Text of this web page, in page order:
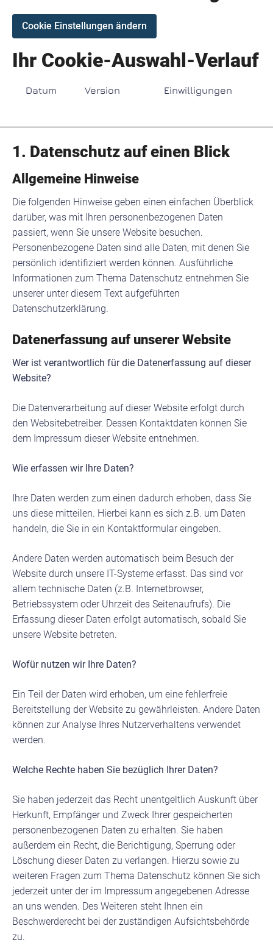
Cookie Einstellungen ändern
Ihr Cookie-Auswahl-Verlauf
Datum Version Einwilligungen
1. Datenschutz auf einen Blick
Allgemeine Hinweise
Die folgenden Hinweise geben einen einfachen Überblick
darüber, was mit Ihren personenbezogenen Daten
passiert, wenn Sie unsere Website besuchen.
Personenbezogene Daten sind alle Daten, mit denen Sie
persönlich identifiziert werden können. Ausführliche
Informationen zum Thema Datenschutz entnehmen Sie
unserer unter diesem Text aufgeführten
Datenschutzerklärung.
Datenerfassung auf unserer Website
Wer ist verantwortlich für die Datenerfassung auf dieser
Website?
Die Datenverarbeitung auf dieser Website erfolgt durch
den Websitebetreiber. Dessen Kontaktdaten können Sie
dem Impressum dieser Website entnehmen.
Wie erfassen wir Ihre Daten?
Ihre Daten werden zum einen dadurch erhoben, dass Sie
uns diese mitteilen. Hierbei kann es sich z.B. um Daten
handeln, die Sie in ein Kontaktformular eingeben.
Andere Daten werden automatisch beim Besuch der
Website durch unsere IT-Systeme erfasst. Das sind vor
allem technische Daten (z.B. Internetbrowser,
Betriebssystem oder Uhrzeit des Seitenaufrufs). Die
Erfassung dieser Daten erfolgt automatisch, sobald Sie
unsere Website betreten.
Wofür nutzen wir Ihre Daten?
Ein Teil der Daten wird erhoben, um eine fehlerfreie
Bereitstellung der Website zu gewährleisten. Andere Daten
können zur Analyse Ihres Nutzerverhaltens verwendet
werden.
Welche Rechte haben Sie bezüglich Ihrer Daten?
Sie haben jederzeit das Recht unentgeltlich Auskunft über
Herkunft, Empfänger und Zweck Ihrer gespeicherten
personenbezogenen Daten zu erhalten. Sie haben
außerdem ein Recht, die Berichtigung, Sperrung oder
Löschung dieser Daten zu verlangen. Hierzu sowie zu
weiteren Fragen zum Thema Datenschutz können Sie sich
jederzeit unter der im Impressum angegebenen Adresse
an uns wenden. Des Weiteren steht Ihnen ein
Beschwerderecht bei der zuständigen Aufsichtsbehörde
zu.